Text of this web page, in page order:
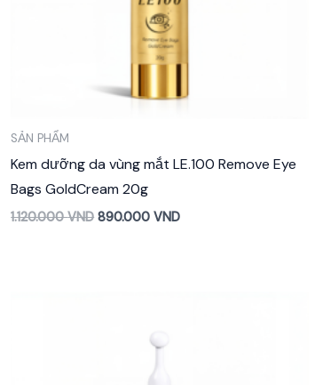
SẢN PHẨM
Kem dưỡng da vùng mắt LE.100 Remove Eye
Bags GoldCream 20g
1.120.000VND 890.000VND